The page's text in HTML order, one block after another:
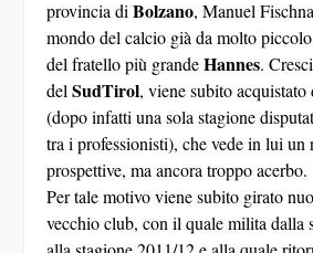
mondo del calcio già da molto piccolo,
del fratello più grandeHannes .
del SudTirol , viene subito acquistato
(dopo infatti una sola stagione
tra i professionisti), che vede in lui un
prospettive, ma ancora troppo acerbo.
Per tale motivo viene subito girato
vecchio club, con il quale milita dalla
alla stagione 2011/12 e alla quale